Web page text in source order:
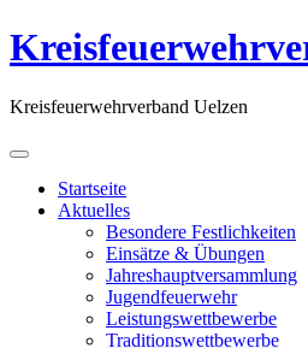
Kreisfeuerwehrverband Uelzen
Startseite
Aktuelles
Besondere Festlichkeiten
Einsätze & Übungen
Jahreshauptversammlung
Jugendfeuerwehr
Leistungswettbewerbe
Traditionswettbewerbe